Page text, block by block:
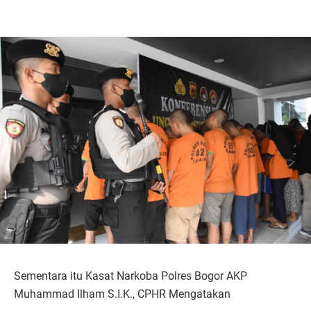
Sementara itu Kasat Narkoba Polres Bogor AKP
Muhammad Ilham S.I.K., CPHR Mengatakan